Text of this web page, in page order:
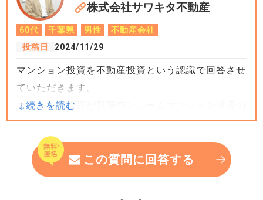
【1. 現在から始めることについて】
マンション投資は、正しい戦略を持ちリスク管理を
徹底すれば、今からでも十分に成功が期待できま
す。ただし、環境や条件を慎重に考慮する必要があ
ります。
・金利上昇について
現状: 金利は低い水準にありますが、将来的に上昇
する可能性があります。
これはローンを活用する投資においてコスト
株式会社サワキタ不動産
60代 千葉県 男性
不動産会社
投稿日
2024/11/29
マンション投資を不動産投資という認識で回答させ
ていただきます。
マンション投資が新築ワンルームマンション投資の
意味であればおすすめしません。全速力で逃げる事
案です。
不動産投資の最大のメリットは融資が利用できるこ
この質問に回答する